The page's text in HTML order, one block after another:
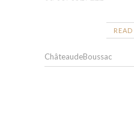
ChâteaudeBoussac